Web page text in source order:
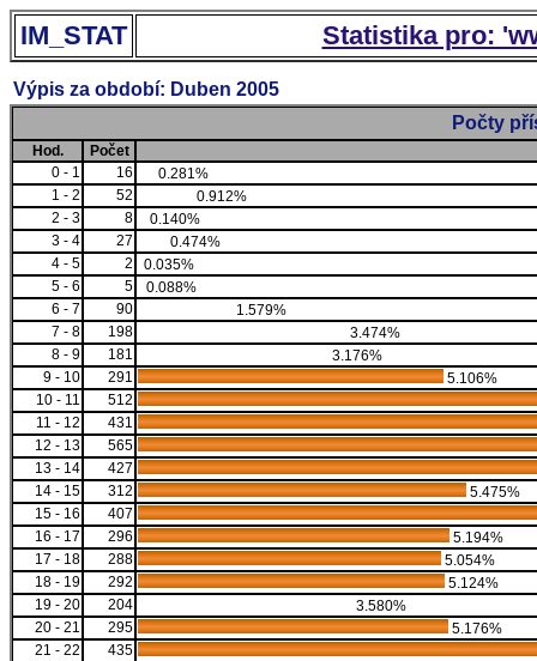
IM_STAT Statistika pro:
Výpis za období: Duben 2005
Počty
Hod.
Počet
0 - 1
16
0.281%
1 - 2
52
0.912%
2 - 3
8
0.140%
3 - 4
27
0.474%
4 - 5
2
0.035%
5 - 6
5
0.088%
6 - 7
90
1.579%
7 - 8
198
3.474%
8 - 9
181
3.176%
9 - 10
291
5.106%
10 - 11
512
11 - 12
431
12 - 13
565
13 - 14
427
14 - 15
312
5.475%
15 - 16
407
16 - 17
296
5.194%
17 - 18
288
5.054%
18 - 19
292
5.124%
19 - 20
204
3.580%
20 - 21
295
5.176%
21 - 22
435